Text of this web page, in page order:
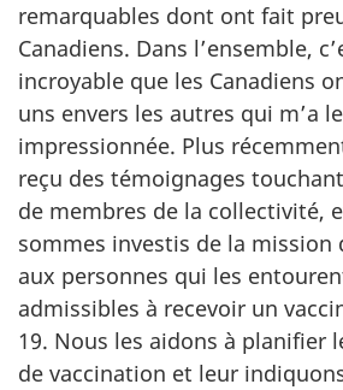
remarquables dont ont fait
Canadiens. Dans l’ensemble,
incroyable que les Canadiens
uns envers les autres qui m’a
impressionnée. Plus
reçu des témoignages
de membres de la collectivité,
sommes investis de la mission
aux personnes qui les
admissibles à recevoir un
19. Nous les aidons à planifier
de vaccination et leur